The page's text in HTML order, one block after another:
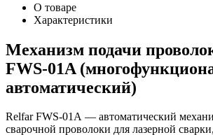
О товаре
Характеристики
Механизм подачи
FWS-01A
автоматический)
Relfar FWS-01A — автоматический
сварочной проволоки для лазерной сварки,